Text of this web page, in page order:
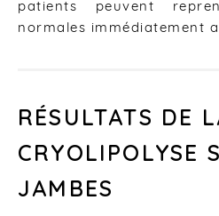
patients peuvent
normales immédiatement
RÉSULTATS DE
CRYOLIPOLYSE
JAMBES